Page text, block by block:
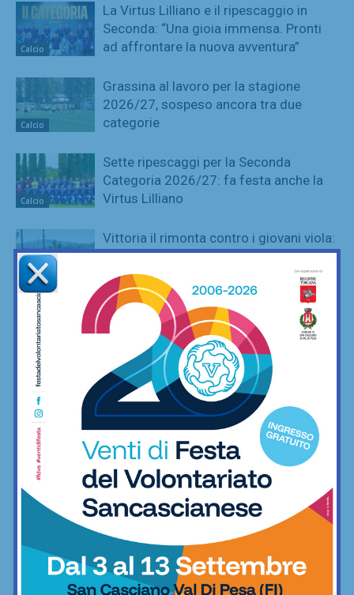
Calcio
La Virtus Lilliano e il ripescaggio in
Seconda: “Una gioia immensa. Pronti
ad affrontare la nuova avventura”
Calcio
Grassina al lavoro per la stagione
2026/27, sospeso ancora tra due
categorie
Calcio
Sette ripescaggi per la Seconda
Categoria 2026/27: fa festa anche la
Virtus Lilliano
Calcio
Vittoria il rimonta contro i giovani viola:
2-1 Rondinella nella prima amichevole
Calcio
Serie D, ecco i due passaggi
fondamentali su organici e calendari (e
il Grassina spera…)
Calcio
Mangini: “Talenti dispersi per il costo
delle scuole calcio? Non vorrei si
pensasse davvero questo”
Calcio
Il Grassina aggiunge tre giovani innesti:
Errunghi, Castellucci e Mastrolia